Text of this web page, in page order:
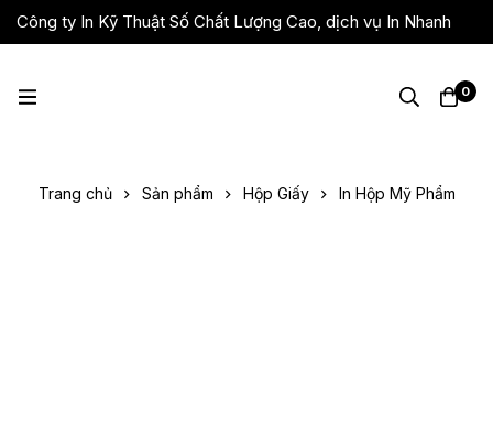
Công ty In Kỹ Thuật Số Chất Lượng Cao, dịch vụ In Nhanh
Giá Rẻ, Lấy Liền
0
Trang chủ Sản phẩm Hộp Giấy In Hộp Mỹ Phẩm